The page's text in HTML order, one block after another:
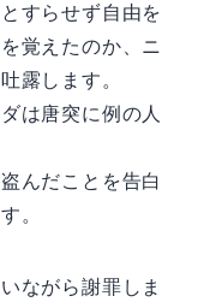
すらせず自由を
覚えたのか、ニ
露します。
は唐突に例の人
んだことを告白
。
ながら謝罪しま